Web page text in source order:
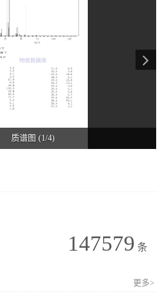
质谱图 (1/4)
147579 条
更多>